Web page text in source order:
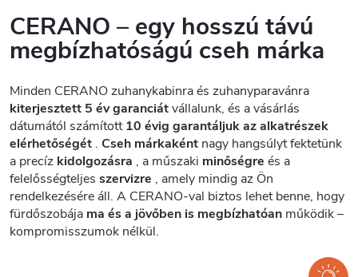
CERANO – egy hosszú távú
megbízhatóságú cseh márka
Minden CERANO zuhanykabinra és zuhanyparavánra
kiterjesztett 5 év garanciátvállalunk, és a vásárlás
dátumától számított10 évig garantáljuk az alkatrészek
elérhetőségét . Cseh márkaként nagy hangsúlyt fektetünk
a precíz kidolgozásra , a műszaki minőségre és a
felelősségteljes szervizre , amely mindig az Ön
rendelkezésére áll. A CERANO-val biztos lehet benne, hogy
fürdőszobája ma és a jövőben is megbízhatóan működik –
kompromisszumok nélkül.